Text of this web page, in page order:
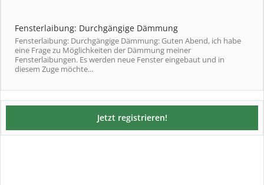
Fensterlaibung: Durchgängige Dämmung
Fensterlaibung: Durchgängige Dämmung: Guten Abend, ich habe
eine Frage zu Möglichkeiten der Dämmung meiner
Fensterlaibungen. Es werden neue Fenster eingebaut und in
diesem Zuge möchte...
Jetzt registrieren!